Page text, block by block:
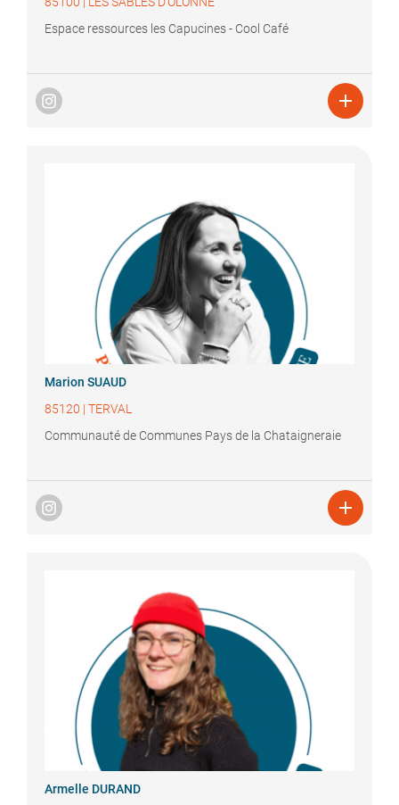
Espace ressources les Capucines - Cool Café

Marion SUAUD
85120 | TERVAL
Communauté de Communes Pays de la Chataigneraie

Armelle DURAND